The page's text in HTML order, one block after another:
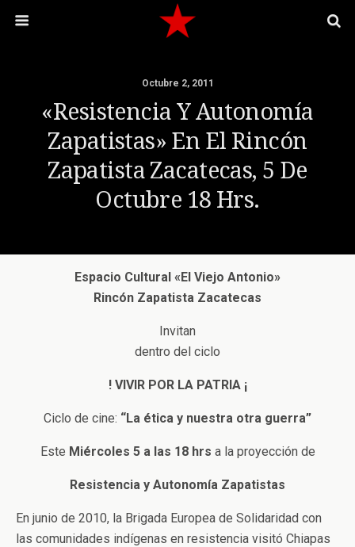
Octubre 2, 2011
«Resistencia Y Autonomía
Zapatistas» En El Rincón
Zapatista Zacatecas, 5 De
Octubre 18 Hrs.
Espacio Cultural «El Viejo Antonio»
Rincón Zapatista Zacatecas
Invitan
dentro del ciclo
! VIVIR POR LA PATRIA ¡
Ciclo de cine: “La ética y nuestra otra guerra”
Este Miércoles 5 a las 18 hrs a la proyección de
Resistencia y Autonomía Zapatistas
En junio de 2010, la Brigada Europea de Solidaridad con
las comunidades indígenas en resistencia visitó Chiapas